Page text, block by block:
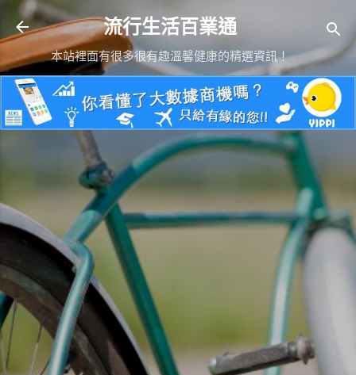
跳到主要內容
流行生活百業通
本站裡面有很多很有趣溫馨健康的精選資訊！